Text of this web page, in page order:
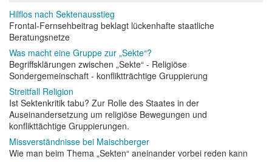
Hilflos nach Sektenausstieg
Frontal-Fernsehbeitrag beklagt lückenhafte staatliche
Beratungsnetze
Was macht eine Gruppe zur „Sekte“?
Begriffsklärungen zwischen „Sekte“ - Religiöse
Sondergemeinschaft - konfliktträchtige Gruppierung
Streitfall Religion
Ist Sektenkritik tabu? Zur Rolle des Staates in der
Auseinandersetzung um religiöse Bewegungen und
konflikttächtige Gruppierungen.
Missverständnisse bei Maischberger
Wie man beim Thema „Sekten“ aneinander vorbei reden kann